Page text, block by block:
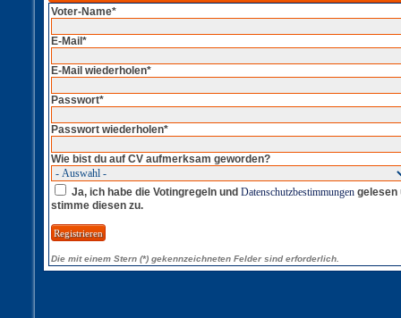
Voter-Name*
E-Mail*
E-Mail wiederholen*
Passwort*
Passwort wiederholen*
Wie bist du auf CV aufmerksam geworden?
Ja, ich habe die Votingregeln und Datenschutzbestimmungen gelesen
stimme diesen zu.
Die mit einem Stern (*) gekennzeichneten Felder sind erforderlich.